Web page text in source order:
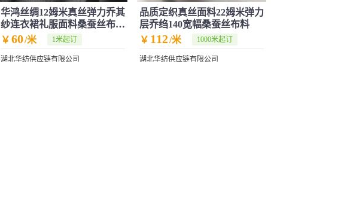
华鸿丝绸12姆米真丝弹力乔其
纱连衣裙礼服面料桑蚕丝布料
现货供应
￥ 60/米 1米起订
湖北华纺供应链有限公司
品质定织真丝面料22姆米弹力
层乔绉140宽幅桑蚕丝布料
￥ 112/米 1000米起订
湖北华纺供应链有限公司